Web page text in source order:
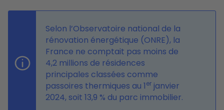
Selon l’Observatoire national de la
rénovation énergétique (ONRE), la
France ne comptait pas moins de
4,2 millions de résidences
principales classées comme
passoires thermiques au 1er janvier
2024, soit 13,9 % du parc immobilier.